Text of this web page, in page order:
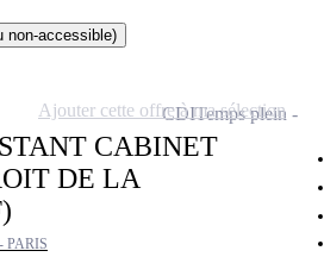
non-accessible)
CABINET
DE LA
PARIS
CDITemps plein
Ajouter cette offre à ma sélection